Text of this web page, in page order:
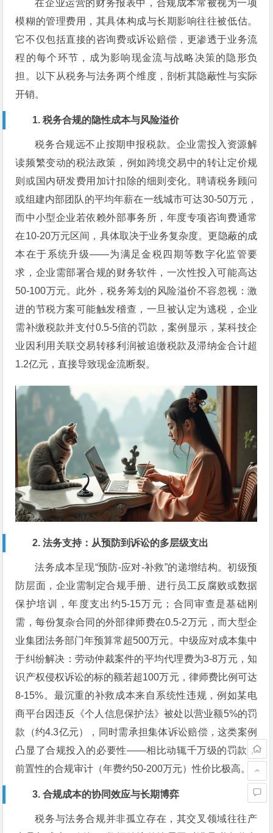
在企业运营的财务报表中，合规成本常被视为一项
模糊的管理费用，其具体构成与长期影响往往被低估。
它不仅包括直接的咨询费或诉讼赔偿，更渗透于业务流
程的每个环节，成为影响现金流与战略决策的隐形负
担。以下从税务与法务两个维度，剖析其隐蔽性与实际
开销。
1. 税务合规的隐性成本与风险溢价
税务合规远不止按期申报税款。企业需投入资源解
读频繁变动的税法政策，例如跨境交易中的转让定价规
则或国内研发费用加计扣除的细则变化。聘请税务顾问
或组建内部团队的平均年薪在一线城市可达30-50万元，
而中小型企业若依赖外部事务所，年度专项咨询费通常
在10-20万元区间，具体取决于业务复杂度。更隐蔽的成
本在于系统升级——为满足金税四期等数字化监管要
求，企业需部署合规的财务软件，一次性投入可能高达
50-100万元。此外，税务筹划的风险溢价不容忽视：激
进的节税方案可能触发稽查，一旦被认定为逃税，企业
需补缴税款并支付0.5-5倍的罚款，案例显示，某科技企
业因利用关联交易转移利润被追缴税款及滞纳金合计超
1.2亿元，直接导致现金流断裂。
2. 法务支持：从预防到诉讼的多层级支出
法务成本呈现“预防-应对-补救”的递增结构。初级预
防层面，企业需制定合规手册、进行员工反腐败或数据
保护培训，年度支出约5-15万元；合同审查是基础刚
需，每份复杂合同的外部律师费在0.5-2万元，而大型企
业集团法务部门年预算常超500万元。中级应对成本集中
于纠纷解决：劳动仲裁案件的平均代理费为3-8万元，知
识产权侵权诉讼的标的额若超100万元，律师费比例可达
8-15%。最沉重的补救成本来自系统性违规，例如某电
商平台因违反《个人信息保护法》被处以营业额5%的罚
款（约4.3亿元），同时需承担集体诉讼赔偿，这类案例
凸显了合规投入的必要性——相比动辄千万级的罚款，
前置性的合规审计（年费约50-200万元）性价比极高。
3. 合规成本的协同效应与长期博弈
税务与法务合规并非孤立存在，其交叉领域往往产